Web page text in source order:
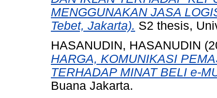
MENGGUNAKAN JASA
Tebet, Jakarta). S2 thesis,
HASANUDIN, HASANUDIN
HARGA, KOMUNIKASI
TERHADAP MINAT BELI e-
Buana Jakarta.